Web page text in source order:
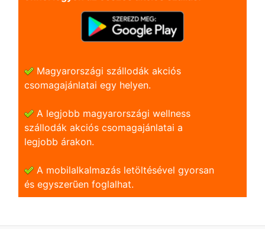
Magyarországi szállodák akciós
csomagajánlatai egy helyen.
A legjobb magyarországi wellness
szállodák akciós csomagajánlatai a
legjobb árakon.
A mobilalkalmazás letöltésével gyorsan
és egyszerũen foglalhat.